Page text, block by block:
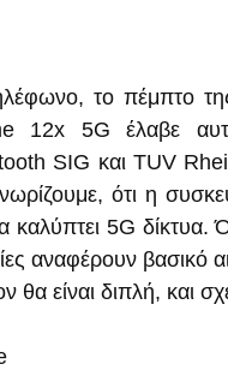
το πέμπτο
12x 5G έλαβε
SIG και TUV
ότι η
καλύπτει 5G
αναφέρουν
θα είναι διπλή, και